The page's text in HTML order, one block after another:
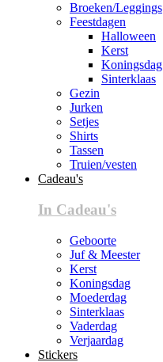
Broeken/Leggings
Feestdagen
Halloween
Kerst
Koningsdag
Sinterklaas
Gezin
Jurken
Setjes
Shirts
Tassen
Truien/vesten
Cadeau's
In Cadeau's
Geboorte
Juf & Meester
Kerst
Koningsdag
Moederdag
Sinterklaas
Vaderdag
Verjaardag
Stickers